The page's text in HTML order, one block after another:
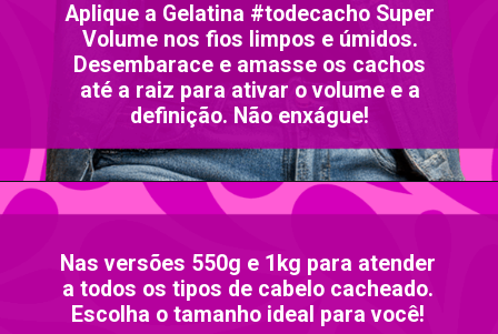
Aplique a Gelatina #todecacho Super
Volume nos fios limpos e úmidos.
Desembarace e amasse os cachos
até a raiz para ativar o volume e a
definição. Não enxágue!
Nas versões 550g e 1kg para atender
a todos os tipos de cabelo cacheado.
Escolha o tamanho ideal para você!